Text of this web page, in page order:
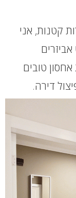
קטנות, אני
טובים
דירה.